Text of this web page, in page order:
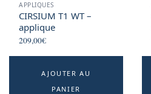
APPLIQUES
CIRSIUM T1 WT –
applique
209,00€
AJOUTER AU
PANIER